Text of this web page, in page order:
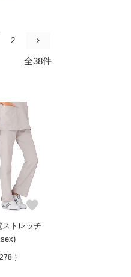
2
全38件
favorite
トレッチ
）